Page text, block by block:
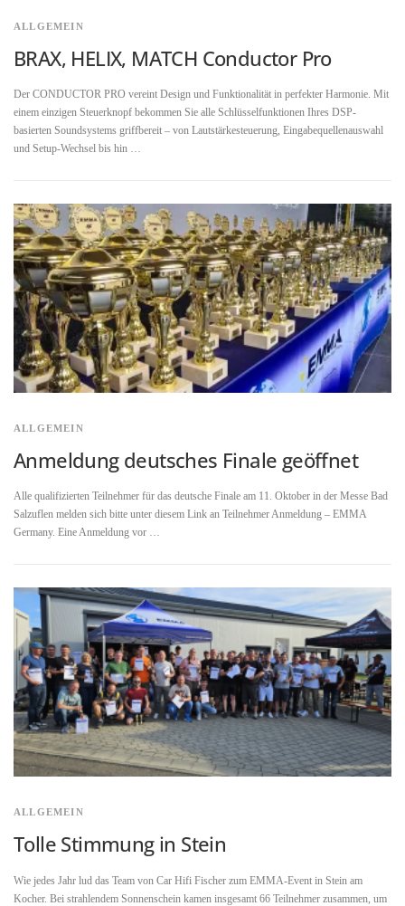
ALLGEMEIN
BRAX, HELIX, MATCH Conductor Pro
Der CONDUCTOR PRO vereint Design und Funktionalität in perfekter Harmonie. Mit
einem einzigen Steuerknopf bekommen Sie alle Schlüsselfunktionen Ihres DSP-
basierten Soundsystems griffbereit – von Lautstärkesteuerung, Eingabequellenauswahl
und Setup-Wechsel bis hin …
ALLGEMEIN
Anmeldung deutsches Finale geöffnet
Alle qualifizierten Teilnehmer für das deutsche Finale am 11. Oktober in der Messe Bad
Salzuflen melden sich bitte unter diesem Link an Teilnehmer Anmeldung – EMMA
Germany. Eine Anmeldung vor …
ALLGEMEIN
Tolle Stimmung in Stein
Wie jedes Jahr lud das Team von Car Hifi Fischer zum EMMA-Event in Stein am
Kocher. Bei strahlendem Sonnenschein kamen insgesamt 66 Teilnehmer zusammen, um